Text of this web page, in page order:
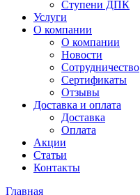
Ступени ДПК
Услуги
О компании
О компании
Новости
Сотрудничество
Сертификаты
Отзывы
Доставка и оплата
Доставка
Оплата
Акции
Статьи
Контакты
Главная